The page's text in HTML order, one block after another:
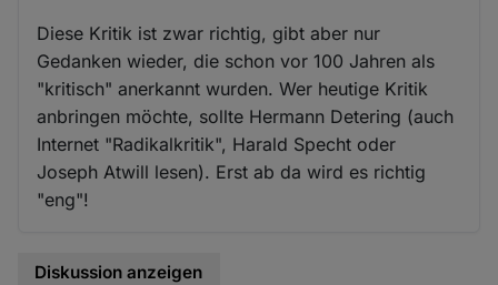
Diese Kritik ist zwar richtig, gibt aber nur
Gedanken wieder, die schon vor 100 Jahren als
"kritisch" anerkannt wurden. Wer heutige Kritik
anbringen möchte, sollte Hermann Detering (auch
Internet "Radikalkritik", Harald Specht oder
Joseph Atwill lesen). Erst ab da wird es richtig
"eng"!
Diskussion anzeigen